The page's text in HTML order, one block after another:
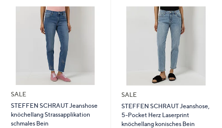
SALE
STEFFEN SCHRAUT Jeanshose
knöchellang Strassapplikation
schmales Bein
SALE
STEFFEN SCHRAUT Jeanshose,
5-Pocket Herz Laserprint
knöchellang konisches Bein